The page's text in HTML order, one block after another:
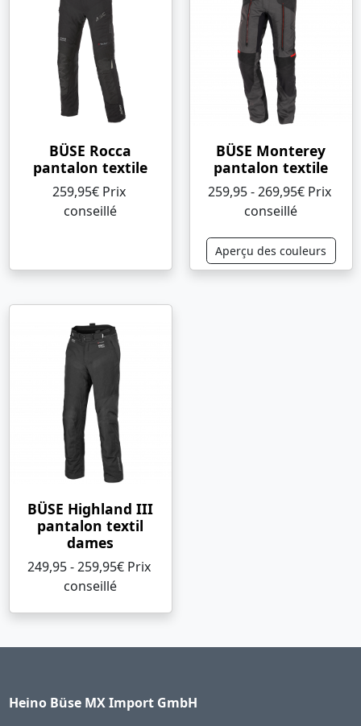
BÜSE Rocca
pantalon textile
259,95€ Prix ​​
conseillé
BÜSE Monterey
pantalon textile
259,95 - 269,95€ Prix ​​
conseillé
Aperçu des couleurs
BÜSE Highland III
pantalon textil
dames
249,95 - 259,95€ Prix ​​
conseillé
Heino Büse MX Import GmbH